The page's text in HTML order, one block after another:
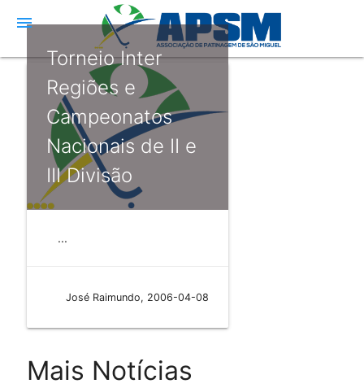
menu
Torneio Inter
Regiões e
Campeonatos
Nacionais de II e
III Divisão
...
José Raimundo, 2006-04-08
Mais Notícias